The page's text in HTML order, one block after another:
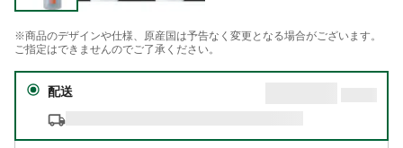
※商品のデザインや仕様、原産国は予告なく変更となる場合がございます。
ご指定はできませんのでご了承ください。
配送